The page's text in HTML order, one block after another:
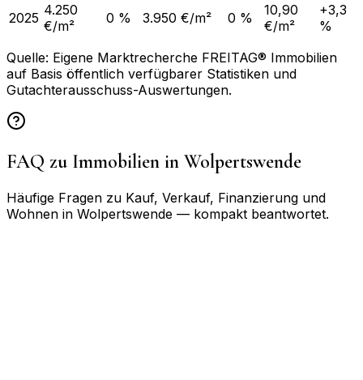
2025 4.250
€/m²
0 % 3.950 €/m² 0 %
10,90
€/m²
+3,3
%
Quelle: Eigene Marktrecherche FREITAG® Immobilien
auf Basis öffentlich verfügbarer Statistiken und
Gutachterausschuss-Auswertungen.
FAQ zu Immobilien in Wolpertswende
Häufige Fragen zu Kauf, Verkauf, Finanzierung und
Wohnen in Wolpertswende — kompakt beantwortet.